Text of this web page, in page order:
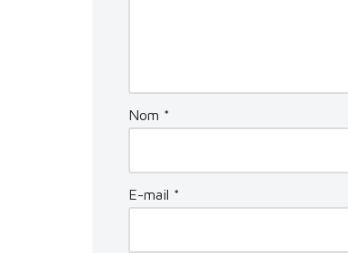
Nom *
E-mail *